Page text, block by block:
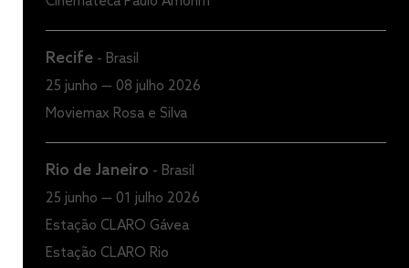
Recife - Brasil
25 junho — 08 julho 2026
Moviemax Rosa e Silva
Rio de Janeiro - Brasil
25 junho — 01 julho 2026
Estação CLARO Gávea
Estação CLARO Rio